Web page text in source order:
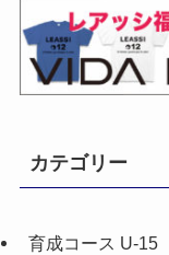
カテゴリー
育成コース U-15